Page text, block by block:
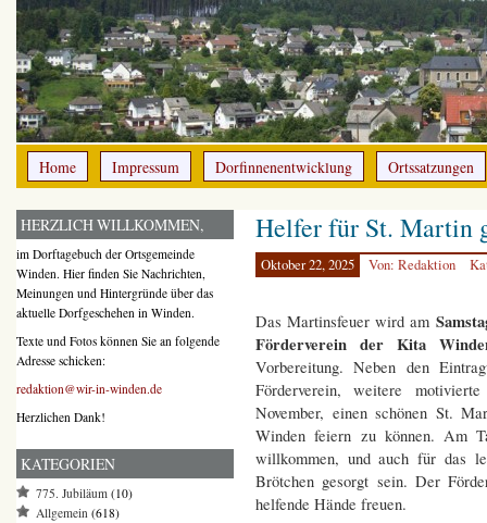
Home Impressum Dorfinnenentwicklung Ortssatzungen
Helfer für St. Martin
Oktober 22, 2025 Von: Redaktion
Das Martinsfeuer wird am
Förderverein der Kita
Vorbereitung. Neben den
Förderverein, weitere
November, einen schönen St.
Winden feiern zu können. Am
willkommen, und auch für das
Brötchen gesorgt sein. Der
helfende Hände freuen.
HERZLICH WILLKOMMEN,
im Dorftagebuch der Ortsgemeinde
Winden. Hier finden Sie Nachrichten,
Meinungen und Hintergründe über das
aktuelle Dorfgeschehen in Winden.
Texte und Fotos können Sie an folgende
Adresse schicken:
redaktion@wir-in-winden.de
Herzlichen Dank!
KATEGORIEN
775. Jubiläum (10)
Allgemein (618)